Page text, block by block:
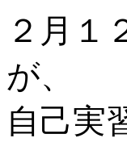
２月１
が、
自己実